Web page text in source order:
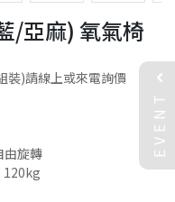
/亞麻) 氧氣椅
裝)請線上或來電詢價
旋轉
120kg
EVENT